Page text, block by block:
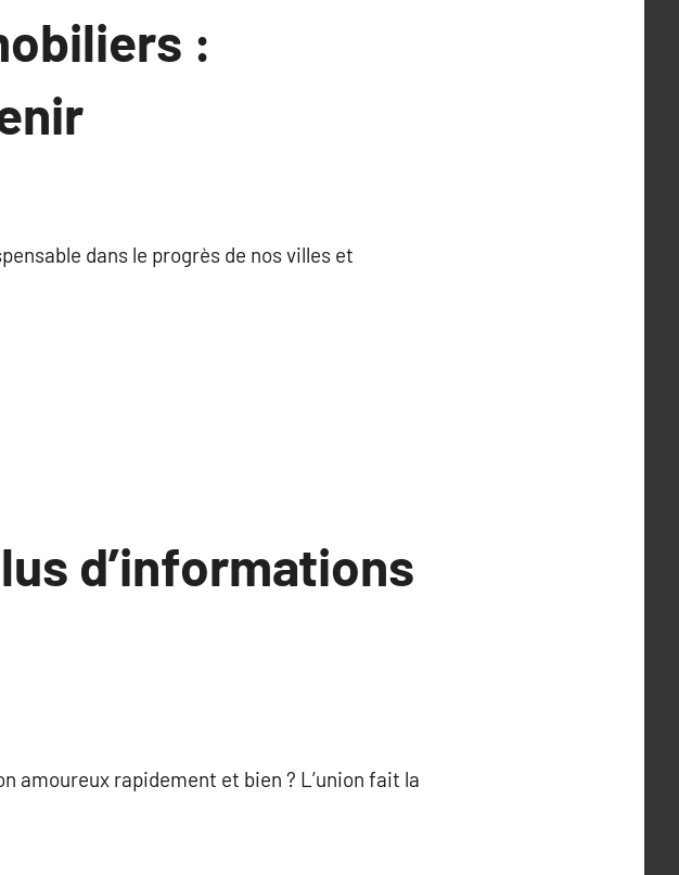
:
dans le progrès de nos villes et
d’informations
amoureux rapidement et bien ? L’union fait la